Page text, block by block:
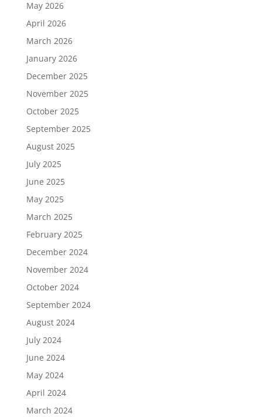
May 2026
April 2026
March 2026
January 2026
December 2025
November 2025
October 2025
September 2025
August 2025
July 2025
June 2025
May 2025
March 2025
February 2025
December 2024
November 2024
October 2024
September 2024
August 2024
July 2024
June 2024
May 2024
April 2024
March 2024